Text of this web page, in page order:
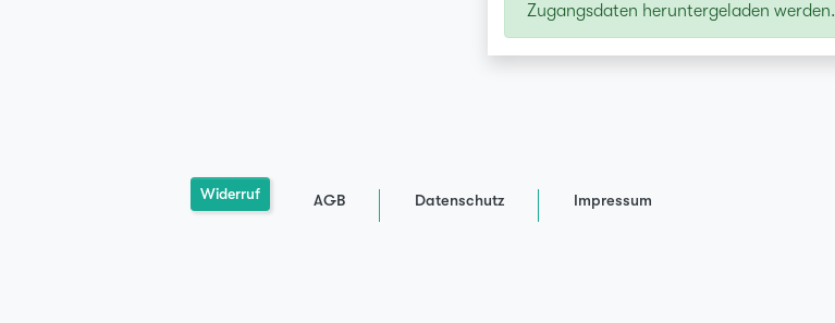
Zugangsdaten heruntergeladen werden.
Widerruf AGB Datenschutz Impressum